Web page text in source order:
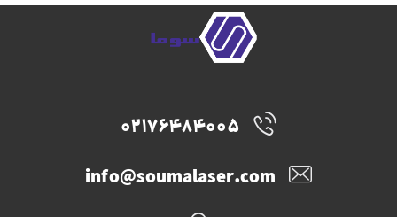
02176484005
info@soumalaser.com